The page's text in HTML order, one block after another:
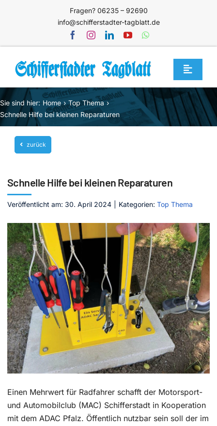
Fragen? 06235 – 92690
info@schifferstadter-tagblatt.de
Toggle
Home
Themen
Blog
Unternehmen
Mediathek
Kontakt
Sie sind hier: Home
Top Thema
Schnelle Hilfe bei kleinen Reparaturen
zurück
Schnelle Hilfe bei kleinen Reparaturen
Veröffentlicht am: 30. April 2024 Kategorien: Top Thema
Einen Mehrwert für Radfahrer schafft der Motorsport-
und Automobilclub (MAC) Schifferstadt in Kooperation
mit dem ADAC Pfalz. Öffentlich nutzbar sein soll der im